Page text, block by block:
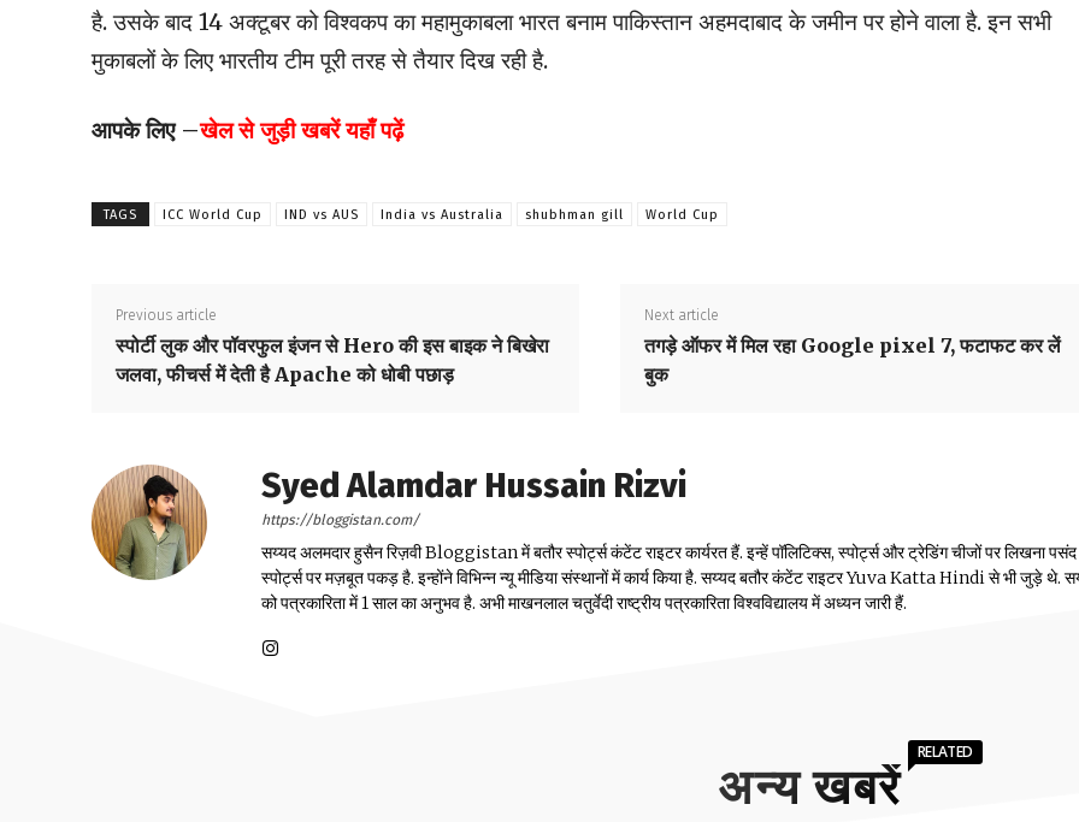
है. उसके बाद 14 अक्टूबर को विश्वकप का महामुकाबला भारत बनाम पाकिस्तान अहमदाबाद के जमीन पर होने वाला है. इन सभी
मुकाबलों के लिए भारतीय टीम पूरी तरह से तैयार दिख रही है.
आपके लिए –खेल से जुड़ी खबरें यहाँ पढ़ें
TAGS ICC World Cup IND vs AUS India vs Australia shubhman gill World Cup
Previous article
स्पोर्टी लुक और पॉवरफुल इंजन से Hero की इस बाइक ने बिखेरा
जलवा, फीचर्स में देती है Apache को धोबी पछाड़
Next article
तगड़े ऑफर में मिल रहा Google pixel 7, फटाफट कर लें
बुक
Syed Alamdar Hussain Rizvi
https://bloggistan.com/
सय्यद अलमदार हुसैन रिज़वी Bloggistan में बतौर स्पोर्ट्स कंटेंट राइटर कार्यरत हैं. इन्हें पॉलिटिक्स, स्पोर्ट्स और ट्रेडिंग चीजों पर लिखना पसंद
स्पोर्ट्स पर मज़बूत पकड़ है. इन्होंने विभिन्न न्यू मीडिया संस्थानों में कार्य किया है. सय्यद बतौर कंटेंट राइटर Yuva Katta Hindi से भी जुड़े थे.
को पत्रकारिता में 1 साल का अनुभव है. अभी माखनलाल चतुर्वेदी राष्ट्रीय पत्रकारिता विश्वविद्यालय में अध्यन जारी हैं.
अन्य खबरें
RELATED